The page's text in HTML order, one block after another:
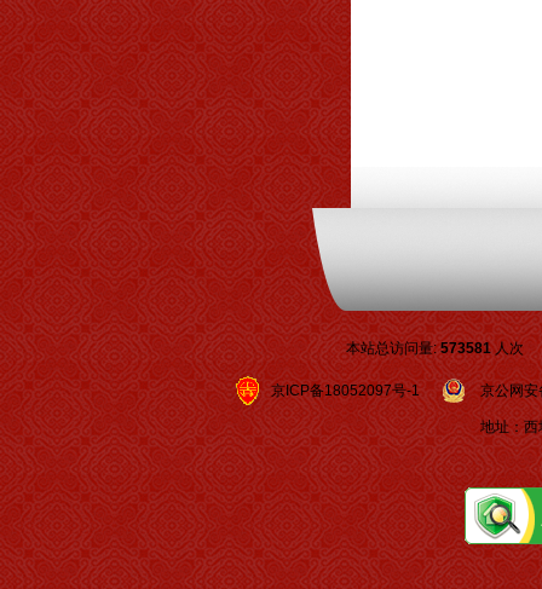
本站总访问量:573581人次
京ICP备18052097号-1 京公网安
地址：